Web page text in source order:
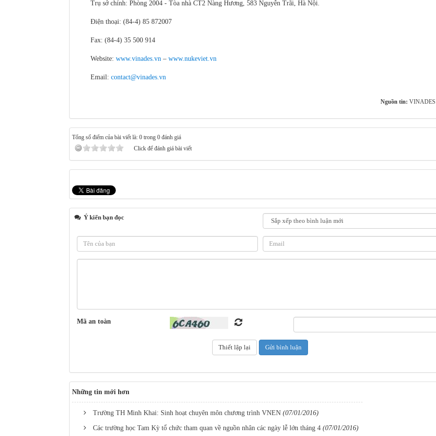
Trụ sở chính: Phòng 2004 - Tòa nhà CT2 Nàng Hương, 583 Nguyễn Trãi, Hà Nội.
Điện thoại: (84-4) 85 872007
Fax: (84-4) 35 500 914
Website: www.vinades.vn – www.nukeviet.vn
Email: contact@vinades.vn
Nguồn tin:
Tổng số điểm của bài viết là: 0 trong 0 đánh giá
Click để đánh giá bài viết
Ý kiến bạn đọc
Mã an toàn
Những tin mới hơn
Trường TH Minh Khai: Sinh hoạt chuyên môn chương trình VNEN (07/01/2016)
Các trường học Tam Kỳ tổ chức tham quan về nguồn nhân các ngày lễ lớn tháng 4 (07/01/2016)